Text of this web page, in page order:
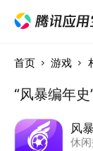
首页 游戏
“风暴编年
风
休